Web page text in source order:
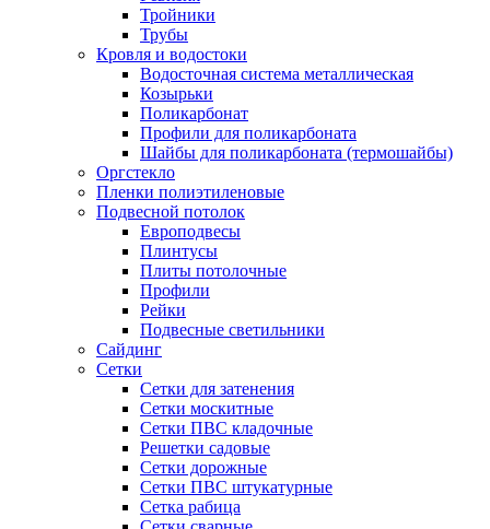
Тройники
Трубы
Кровля и водостоки
Водосточная система металлическая
Козырьки
Поликарбонат
Профили для поликарбоната
Шайбы для поликарбоната (термошайбы)
Оргстекло
Пленки полиэтиленовые
Подвесной потолок
Европодвесы
Плинтусы
Плиты потолочные
Профили
Рейки
Подвесные светильники
Сайдинг
Сетки
Сетки для затенения
Сетки москитные
Сетки ПВС кладочные
Решетки садовые
Сетки дорожные
Сетки ПВС штукатурные
Сетка рабица